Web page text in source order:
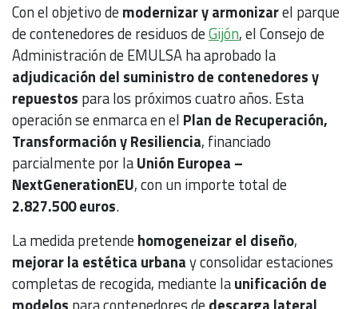
Con el objetivo demodernizar y armonizarel parque
de contenedores de residuos deGijón, el Consejo de
Administración de EMULSA ha aprobado la
adjudicación del suministro de contenedores y
repuestos para los próximos cuatro años. Esta
operación se enmarca en el Plan de Recuperación,
Transformación y Resiliencia, financiado
parcialmente por laUnión Europea –
NextGenerationEU, con un importe total de
2.827.500 euros.
La medida pretendehomogeneizar el diseño,
mejorar la estética urbanay consolidar estaciones
completas de recogida, mediante launificación de